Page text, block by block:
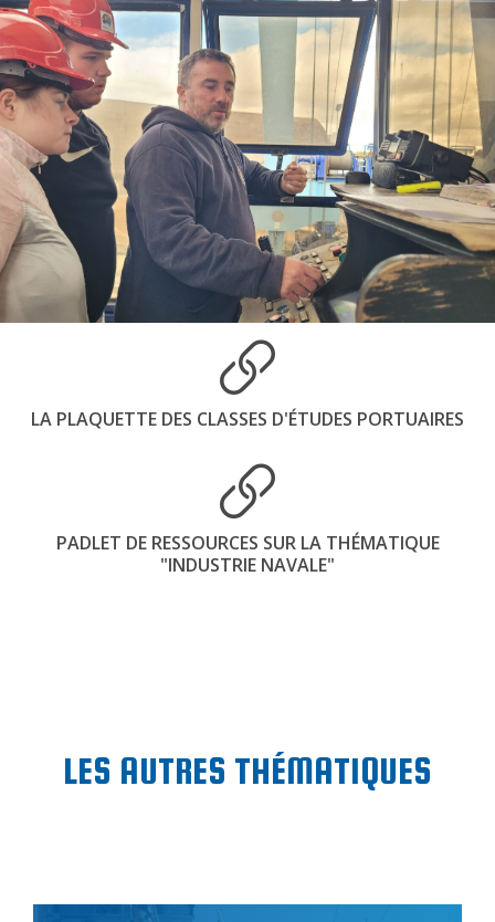
LA PLAQUETTE DES CLASSES D'ÉTUDES PORTUAIRES
PADLET DE RESSOURCES SUR LA THÉMATIQUE
"INDUSTRIE NAVALE"
LES AUTRES THÉMATIQUES